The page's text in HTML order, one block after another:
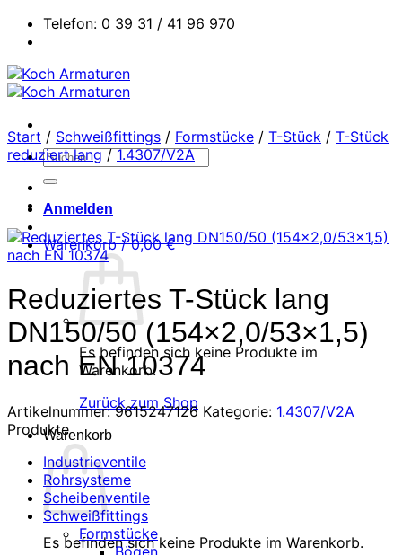
Zum
Inhalt
Telefon: 0 39 31 / 41 96 970
Suchen
Anmelden
Warenkorb /0,00€
Es befinden sich keine Produkte im
Warenkorb.
Zurück zum Shop
Warenkorb
Es befinden sich keine Produkte im Warenkorb.
Start / Schweißfittings / Formstücke / T-Stück / T-Stück
reduziert lang / 1.4307/V2A
Reduziertes T-Stück lang
DN150/50 (154×2,0/53×1,5)
nach EN 10374
Artikelnummer:9615247126 Kategorie: 1.4307/V2A
Produkte
Industrieventile
Rohrsysteme
Scheibenventile
Schweißfittings
Formstücke
Bögen